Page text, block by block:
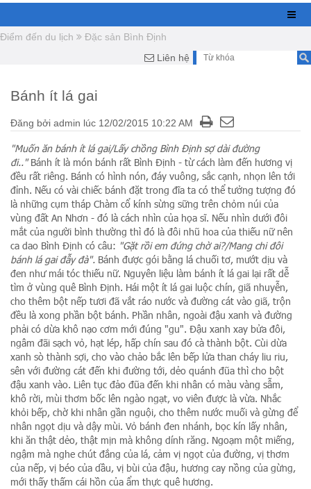
Điểm đến du lịch
Đặc sản Bình Định
Liên hệ
Bánh ít lá gai
Đăng bởi admin lúc 12/02/2015 10:22 AM
"Muốn ăn bánh ít lá gai/Lấy chồng Bình Định sợ dài đường
đi.."Bánh ít là món bánh rất Bình Định - từ cách làm đến hương vị
đều rất riêng. Bánh có hình nón, đáy vuông, sắc cạnh, nhọn lên tới
đỉnh. Nếu có vài chiếc bánh đặt trong đĩa ta có thể tưởng tượng đó
là những cụm tháp Chàm cổ kính sừng sững trên chỏm núi của
vùng đất An Nhơn - đó là cách nhìn của họa sĩ. Nếu nhìn dưới đôi
mắt của người bình thường thì đó là đôi nhũ hoa của thiếu nữ nên
ca dao Bình Định có câu: "Gặt rồi em đứng chờ ai?/Mang chi đôi
bánh lá gai đẫy đà". Bánh được gói bằng lá chuối tơ, mướt dịu và
đen như mái tóc thiếu nữ. Nguyên liệu làm bánh ít lá gai lại rất dễ
tìm ở vùng quê Bình Định. Hái một ít lá gai luộc chín, giã nhuyễn,
cho thêm bột nếp tươi đã vắt ráo nước và đường cát vào giã, trộn
đều là xong phần bột bánh. Phần nhân, ngoài đậu xanh và đường
phải có dừa khô nạo cơm mới đúng "gu". Đậu xanh xay bửa đôi,
ngâm đãi sạch vỏ, hạt lép, hấp chín sau đó cà thành bột. Cùi dừa
xanh sò thành sợi, cho vào chảo bắc lên bếp lửa than cháy liu riu,
sên với đường cát đến khi đường tới, dẻo quánh đũa thì cho bột
đậu xanh vào. Liên tục đảo đũa đến khi nhân có màu vàng sẫm,
khô rời, mùi thơm bốc lên ngào ngạt, vo viên được là vừa. Nhắc
khỏi bếp, chờ khi nhân gần nguội, cho thêm nước muối và gừng để
nhân ngọt dịu và dậy mùi. Vỏ bánh đen nhánh, bọc kín lấy nhân,
khi ăn thật dẻo, thật mịn mà không dính răng. Ngoạm một miếng,
ngậm mà nghe chút đắng của lá, cảm vị ngọt của đường, vị thơm
của nếp, vị béo của dầu, vị bùi của đậu, hương cay nồng của gừng,
mới thấy thấm cái hồn của ẩm thực quê hương.